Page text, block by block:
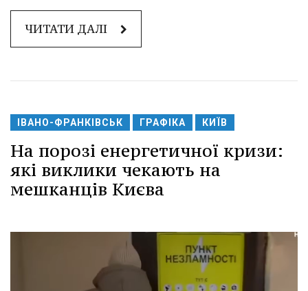
ЧИТАТИ ДАЛІ
ІВАНО-ФРАНКІВСЬК ГРАФІКА КИЇВ
На порозі енергетичної кризи:
які виклики чекають на
мешканців Києва